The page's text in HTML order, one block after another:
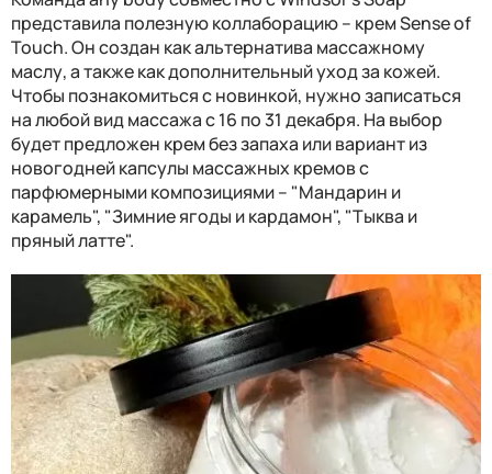
представила полезную коллаборацию – крем Sense of
Touch. Он создан как альтернатива массажному
маслу, а также как дополнительный уход за кожей.
Чтобы познакомиться с новинкой, нужно записаться
на любой вид массажа с 16 по 31 декабря. На выбор
будет предложен крем без запаха или вариант из
новогодней капсулы массажных кремов c
парфюмерными композициями – "Мандарин и
карамель", "Зимние ягоды и кардамон", "Тыква и
пряный латте".